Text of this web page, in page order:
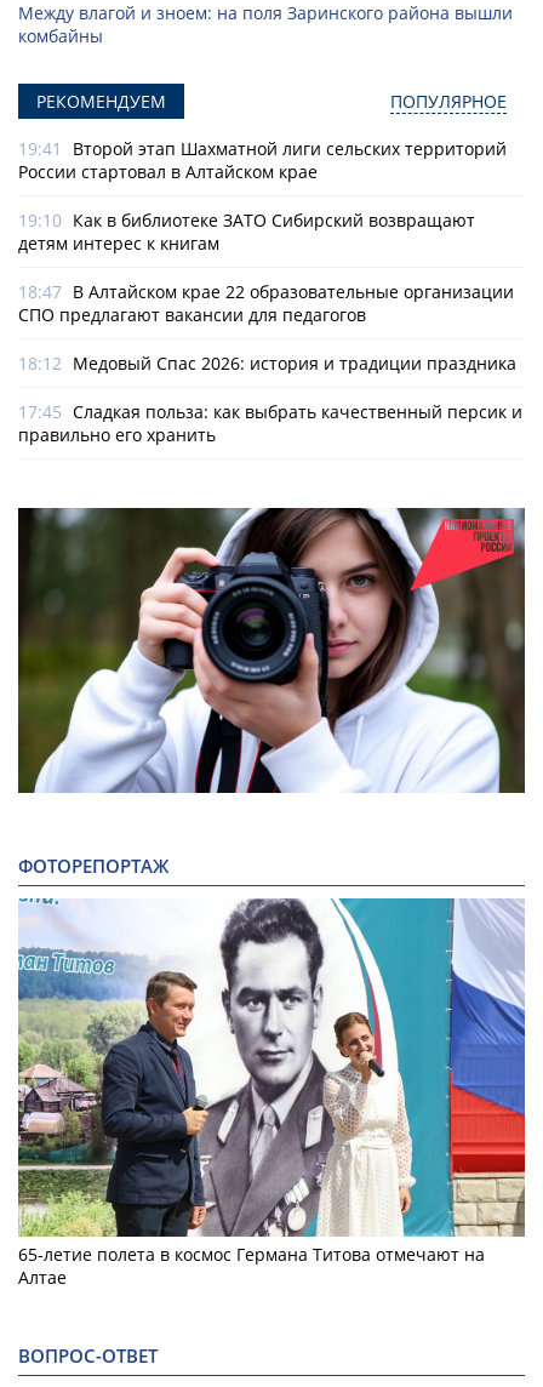
Между влагой и зноем: на поля Заринского района вышли
комбайны
РЕКОМЕНДУЕМ ПОПУЛЯРНОЕ
19:41
Второй этап Шахматной лиги сельских территорий
России стартовал в Алтайском крае
19:10 Как в библиотеке ЗАТО Сибирский возвращают
детям интерес к книгам
18:47 В Алтайском крае 22 образовательные организации
СПО предлагают вакансии для педагогов
18:12 Медовый Спас 2026: история и традиции праздника
17:45 Сладкая польза: как выбрать качественный персик и
правильно его хранить
ФОТОРЕПОРТАЖ
65-летие полета в космос Германа Титова отмечают на
Алтае
ВОПРОС-ОТВЕТ